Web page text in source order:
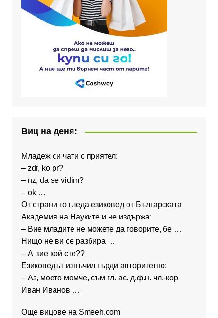
Виц на деня:
Младеж си чати с приятел:
– zdr, ko pr?
– nz, da se vidim?
– ok …
От страни го гледа езиковед от Българската
Академия на Науките и не издържа:
– Вие младите не можете да говорите, бе …
Нищо не ви се разбира …
– А вие кой сте??
Езиковедът изпъчил гърди авторитетно:
– Аз, моето момче, съм гл. ас. д.ф.н. чл.-кор
Иван Иванов …
Още вицове на Smeeh.com